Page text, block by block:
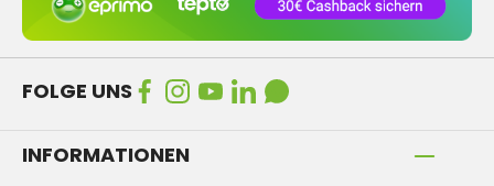
FOLGE UNS
INFORMATIONEN